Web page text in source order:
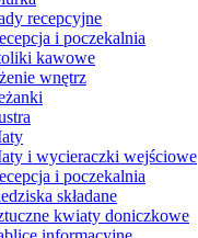
recepcyjne
i poczekalnia
kawowe
wnętrz
i wycieraczki wejściowe
i poczekalnia
składane
kwiaty doniczkowe